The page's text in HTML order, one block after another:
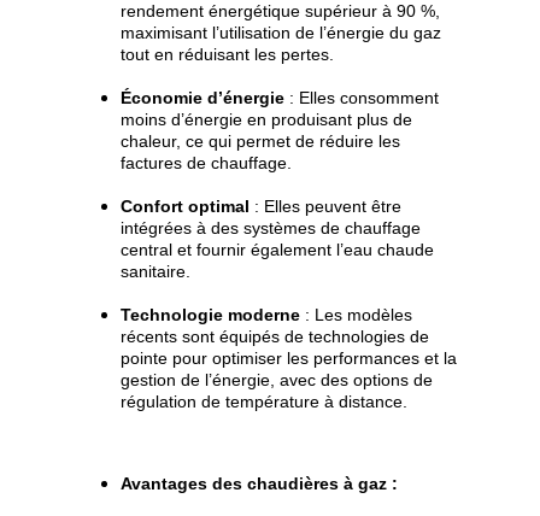
rendement énergétique supérieur à 90 %,
maximisant l’utilisation de l’énergie du gaz
tout en réduisant les pertes.
Économie d’énergie : Elles consomment
moins d’énergie en produisant plus de
chaleur, ce qui permet de réduire les
factures de chauffage.
Confort optimal : Elles peuvent être
intégrées à des systèmes de chauffage
central et fournir également l’eau chaude
sanitaire.
Technologie moderne : Les modèles
récents sont équipés de technologies de
pointe pour optimiser les performances et la
gestion de l’énergie, avec des options de
régulation de température à distance.
Avantages des chaudières à gaz :